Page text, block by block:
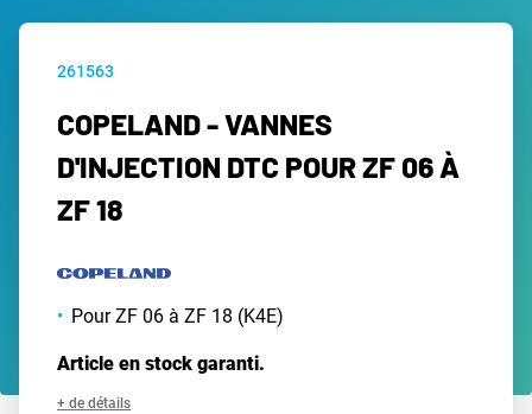
261563
COPELAND - VANNES
D'INJECTION DTC POUR ZF 06 À
ZF 18
Pour ZF 06 à ZF 18 (K4E)
Article en stock garanti.
+ de détails